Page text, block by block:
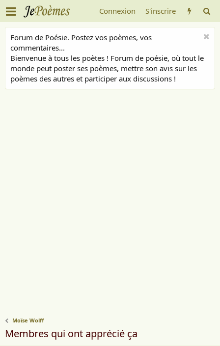
Connexion S'inscrire
Forum de Poésie. Postez vos poèmes, vos
commentaires...
Bienvenue à tous les poètes ! Forum de poésie, où tout le
monde peut poster ses poèmes, mettre son avis sur les
poèmes des autres et participer aux discussions !
Moïse Wolff
Membres qui ont apprécié ça